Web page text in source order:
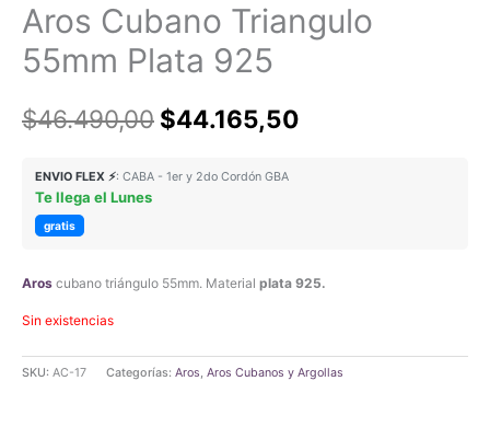
Aros Cubano Triangulo
55mm Plata 925
$46.490,00 El
$46.490,00.
$44.165,50El
$44.165,50.
ENVIO FLEX ⚡: CABA - 1er y 2do Cordón GBA
Te llega el Lunes
gratis
Aros cubano triángulo 55mm. Material plata 925.
Sin existencias
SKU: AC-17 Categorías: Aros, Aros Cubanos y Argollas